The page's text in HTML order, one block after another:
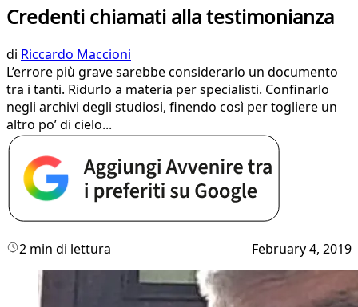
Credenti chiamati alla testimonianza
di Riccardo Maccioni
L’errore più grave sarebbe considerarlo un documento
tra i tanti. Ridurlo a materia per specialisti. Confinarlo
negli archivi degli studiosi, finendo così per togliere un
altro po’ di cielo...
2 min di lettura February 4, 2019